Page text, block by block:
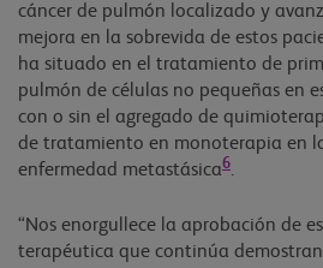
cáncer de pulmón localizado y
mejora en la sobrevida de estos
ha situado en el tratamiento de
pulmón de células no pequeñas en
con o sin el agregado de
de tratamiento en monoterapia en
enfermedad metastásica6.
“Nos enorgullece la aprobación de
terapéutica que continúa